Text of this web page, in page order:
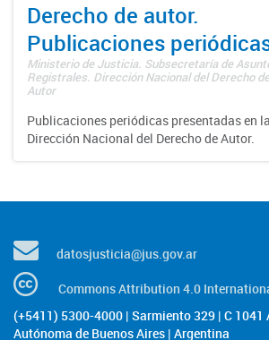
Derecho de autor.
Publicaciones
Ministerio de Justicia. Subsecretaría de
Registrales. Dirección Nacional del Derecho de
Autor
Publicaciones periódicas presentadas en la
Dirección Nacional del Derecho de Autor.
datosjusticia@jus.gov.ar
Commons Attribution 4.0
(+5411) 5300-4000 | Sarmiento 329 | C 1041
Autónoma de Buenos Aires | Argentina